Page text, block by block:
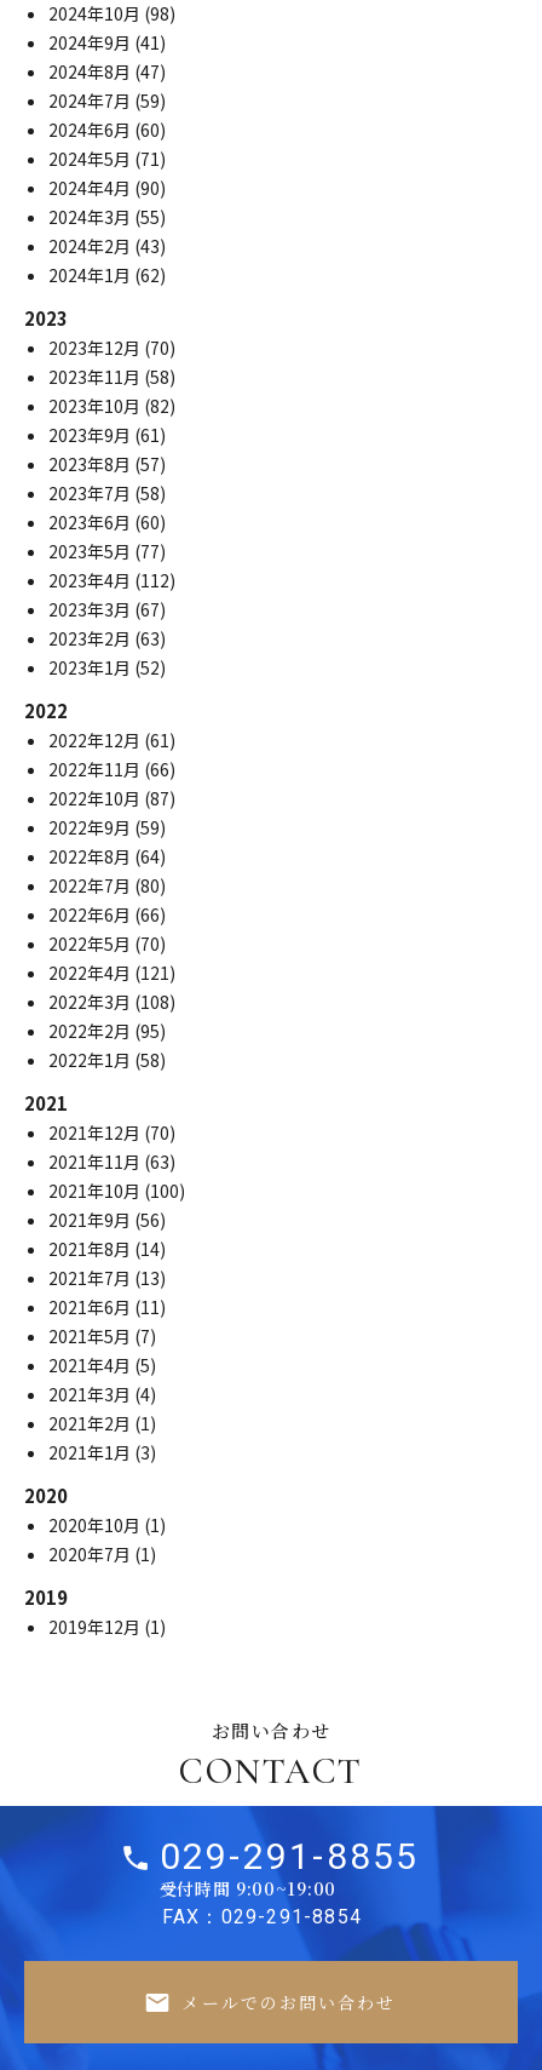
2024年10月 (98)
2024年9月 (41)
2024年8月 (47)
2024年7月 (59)
2024年6月 (60)
2024年5月 (71)
2024年4月 (90)
2024年3月 (55)
2024年2月 (43)
2024年1月 (62)
2023
2023年12月 (70)
2023年11月 (58)
2023年10月 (82)
2023年9月 (61)
2023年8月 (57)
2023年7月 (58)
2023年6月 (60)
2023年5月 (77)
2023年4月 (112)
2023年3月 (67)
2023年2月 (63)
2023年1月 (52)
2022
2022年12月 (61)
2022年11月 (66)
2022年10月 (87)
2022年9月 (59)
2022年8月 (64)
2022年7月 (80)
2022年6月 (66)
2022年5月 (70)
2022年4月 (121)
2022年3月 (108)
2022年2月 (95)
2022年1月 (58)
2021
2021年12月 (70)
2021年11月 (63)
2021年10月 (100)
2021年9月 (56)
2021年8月 (14)
2021年7月 (13)
2021年6月 (11)
2021年5月 (7)
2021年4月 (5)
2021年3月 (4)
2021年2月 (1)
2021年1月 (3)
2020
2020年10月 (1)
2020年7月 (1)
2019
2019年12月 (1)
お問い合わせ
CONTACT
029-291-8855
受付時間 9:00~19:00
FAX：029-291-8854
メールでのお問い合わせ